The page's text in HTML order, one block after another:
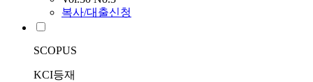
복사/대출신청
SCOPUS
KCI등재